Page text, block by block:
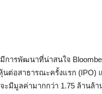
ารพัฒนาที่น่าสนใจ
นต่อสาธารณะครั้งแรก (IPO)
มีมูลค่ามากกว่า 1.75 ล้านล้า